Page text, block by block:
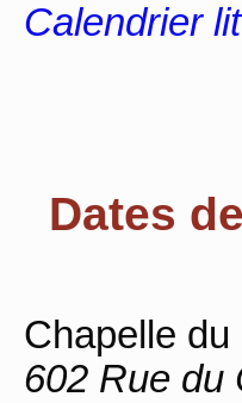
Calendrier
Dates
Chapelle du
602 Rue du